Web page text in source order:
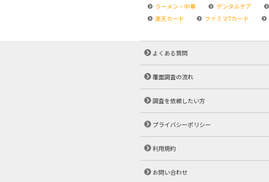
ラーメン・中華
デンタルケア
楽天カード
ファミマTカード
よくある質問
覆面調査の流れ
調査を依頼したい方
プライバシーポリシー
利用規約
お問い合わせ